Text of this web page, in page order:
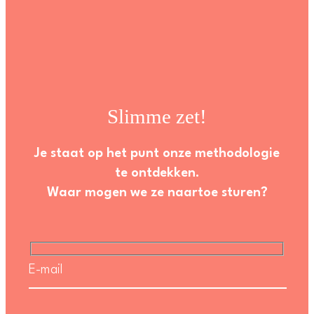
Slimme zet!
Je staat op het punt onze methodologie
te ontdekken.
Waar mogen we ze naartoe sturen?